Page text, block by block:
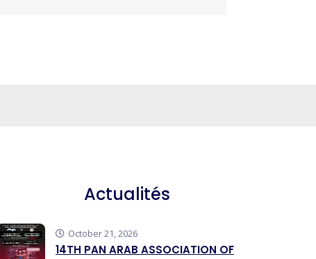
Actualités
October 21, 2026
14TH PAN ARAB ASSOCIATION OF